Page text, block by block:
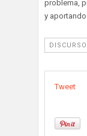
problema,
y
Tweet